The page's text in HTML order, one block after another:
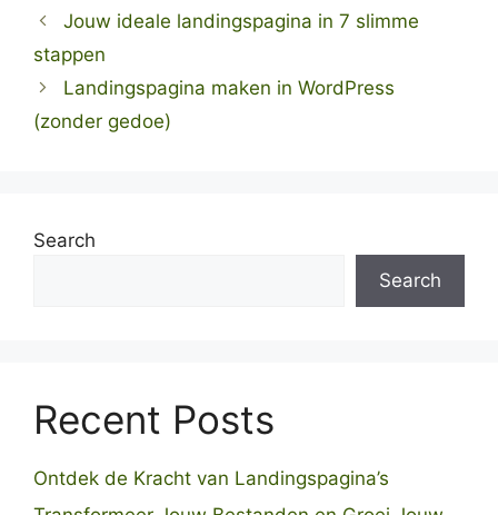
Jouw ideale landingspagina in 7 slimme
stappen
Landingspagina maken in WordPress
(zonder gedoe)
Search
Search
Recent Posts
Ontdek de Kracht van Landingspagina’s